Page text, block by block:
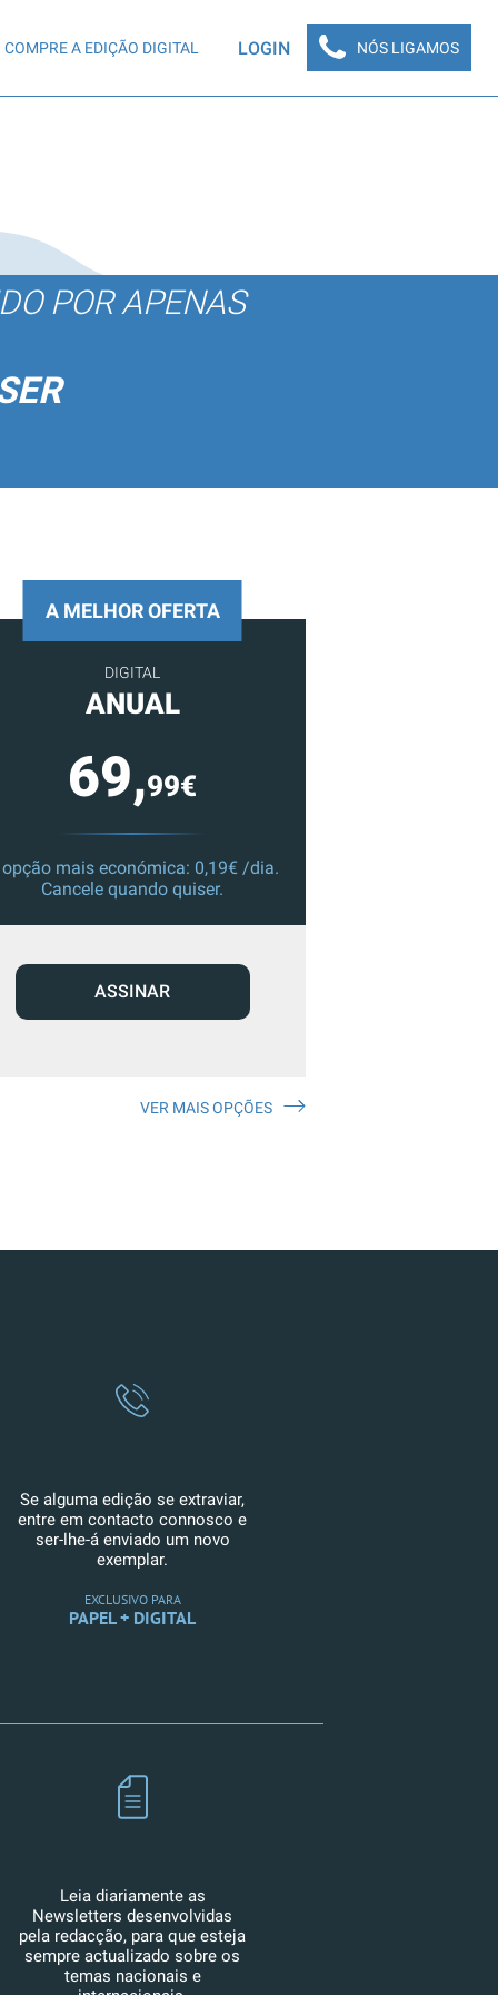
COMPRE A EDIÇÃO DIGITAL LOGIN NÓS LIGAMOS
POR APENAS
A MELHOR OFERTA
DIGITAL
ANUAL
69,99€
mais económica: 0,19€ /dia.
Cancele quando quiser.
ASSINAR
VER MAIS OPÇÕES
Se alguma edição se extraviar,
entre em contacto connosco e
ser-lhe-á enviado um novo
exemplar.
EXCLUSIVO PARA
PAPEL + DIGITAL
Leia diariamente as
Newsletters desenvolvidas
pela redacção, para que esteja
sempre actualizado sobre os
temas nacionais e